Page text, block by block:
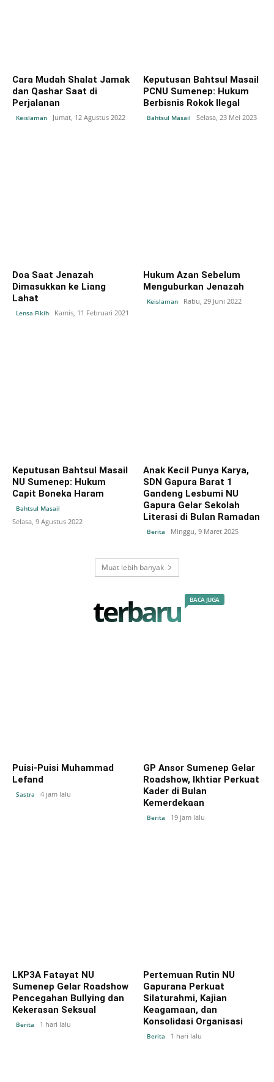
Cara Mudah Shalat Jamak
dan Qashar Saat di
Perjalanan
Keislaman Jumat, 12 Agustus 2022
Keputusan Bahtsul Masail
PCNU Sumenep: Hukum
Berbisnis Rokok Ilegal
Bahtsul Masail Selasa, 23 Mei 2023
Doa Saat Jenazah
Dimasukkan ke Liang
Lahat
Lensa Fikih Kamis, 11 Februari 2021
Hukum Azan Sebelum
Menguburkan Jenazah
Keislaman Rabu, 29 Juni 2022
Keputusan Bahtsul Masail
NU Sumenep: Hukum
Capit Boneka Haram
Bahtsul Masail
Selasa, 9 Agustus 2022
Anak Kecil Punya Karya,
SDN Gapura Barat 1
Gandeng Lesbumi NU
Gapura Gelar Sekolah
Literasi di Bulan Ramadan
Berita Minggu, 9 Maret 2025
Muat lebih banyak
terbaru BACA JUGA
Puisi-Puisi Muhammad
Lefand
Sastra 4 jam lalu
GP Ansor Sumenep Gelar
Roadshow, Ikhtiar Perkuat
Kader di Bulan
Kemerdekaan
Berita 19 jam lalu
LKP3A Fatayat NU
Sumenep Gelar Roadshow
Pencegahan Bullying dan
Kekerasan Seksual
Berita 1 hari lalu
Pertemuan Rutin NU
Gapurana Perkuat
Silaturahmi, Kajian
Keagamaan, dan
Konsolidasi Organisasi
Berita 1 hari lalu